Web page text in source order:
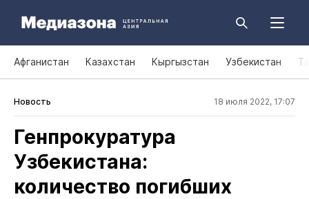
Афганистан Казахстан Кыргызстан Узбекистан
Новость 18 июля 2022, 17:07
Генпрокуратура
Узбекистана:
количество погибших